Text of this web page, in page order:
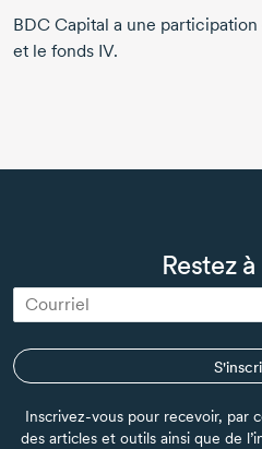
BDC Capital a une participation
et le fonds IV.
Restez
Inscrivez-vous pour recevoir, par
des articles et outils ainsi que de